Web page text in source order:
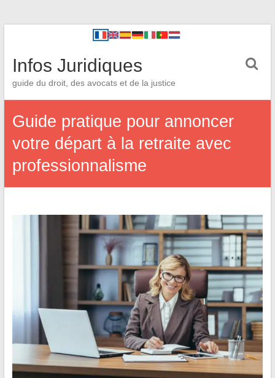
Infos Juridiques
guide du droit, des avocats et de la justice
Guide pratique pour annoncer
votre départ à la retraite avec
professionnalisme